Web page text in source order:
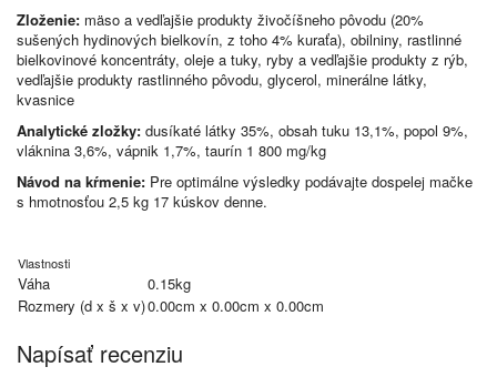
Zloženie: mäso a vedľajšie produkty živočíšneho pôvodu (20%
sušených hydinových bielkovín, z toho 4% kuraťa), obilniny, rastlinné
bielkovinové koncentráty, oleje a tuky, ryby a vedľajšie produkty z rýb,
vedľajšie produkty rastlinného pôvodu, glycerol, minerálne látky,
kvasnice
Analytické zložky: dusíkaté látky 35%, obsah tuku 13,1%, popol 9%,
vláknina 3,6%, vápnik 1,7%, taurín 1 800 mg/kg
Návod na kŕmenie: Pre optimálne výsledky podávajte dospelej mačke
s hmotnosťou 2,5 kg 17 kúskov denne.
Vlastnosti
Váha
0.15kg
Rozmery (d x š x v)0.00cm x 0.00cm x 0.00cm
Napísať recenziu